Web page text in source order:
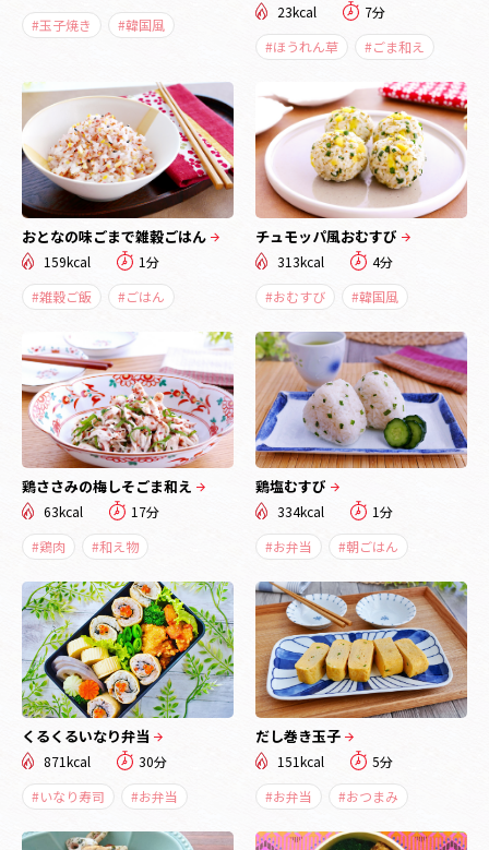
#玉子焼き
#韓国風
23kcal
7分
#ほうれん草
#ごま和え
おとなの味ごまで雑穀ごはん
159kcal
1分
#雑穀ご飯
#ごはん
チュモッパ風おむすび
313kcal
4分
#おむすび
#韓国風
鶏ささみの梅しそごま和え
63kcal
17分
#鶏肉
#和え物
鶏塩むすび
334kcal
1分
#お弁当
#朝ごはん
くるくるいなり弁当
871kcal
30分
#いなり寿司
#お弁当
だし巻き玉子
151kcal
5分
#お弁当
#おつまみ